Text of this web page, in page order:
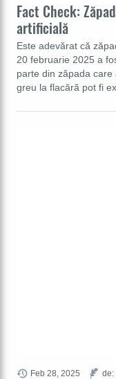
Fact Check:
artificială
Este adevărat că
20 februarie 2025 a
parte din zăpada
greu la flacără pot fi
Feb 28, 2025 de: